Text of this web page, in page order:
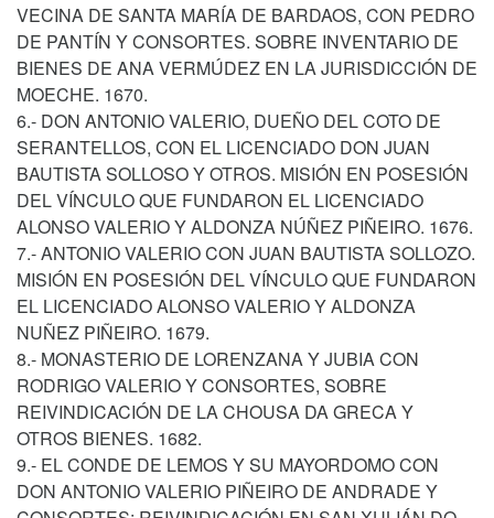
VECINA DE SANTA MARÍA DE BARDAOS, CON PEDRO
DE PANTÍN Y CONSORTES. SOBRE INVENTARIO DE
BIENES DE ANA VERMÚDEZ EN LA JURISDICCIÓN DE
MOECHE. 1670.
6.- DON ANTONIO VALERIO, DUEÑO DEL COTO DE
SERANTELLOS, CON EL LICENCIADO DON JUAN
BAUTISTA SOLLOSO Y OTROS. MISIÓN EN POSESIÓN
DEL VÍNCULO QUE FUNDARON EL LICENCIADO
ALONSO VALERIO Y ALDONZA NÚÑEZ PIÑEIRO. 1676.
7.- ANTONIO VALERIO CON JUAN BAUTISTA SOLLOZO.
MISIÓN EN POSESIÓN DEL VÍNCULO QUE FUNDARON
EL LICENCIADO ALONSO VALERIO Y ALDONZA
NUÑEZ PIÑEIRO. 1679.
8.- MONASTERIO DE LORENZANA Y JUBIA CON
RODRIGO VALERIO Y CONSORTES, SOBRE
REIVINDICACIÓN DE LA CHOUSA DA GRECA Y
OTROS BIENES. 1682.
9.- EL CONDE DE LEMOS Y SU MAYORDOMO CON
DON ANTONIO VALERIO PIÑEIRO DE ANDRADE Y